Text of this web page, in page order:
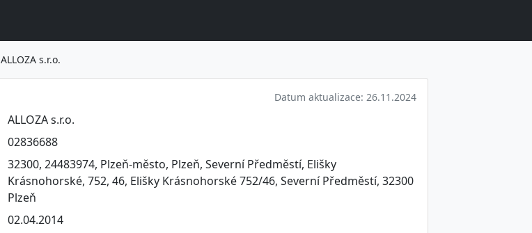
ALLOZA s.r.o.
Datum aktualizace: 26.11.2024
ALLOZA s.r.o.
02836688
32300, 24483974, Plzeň-město, Plzeň, Severní Předměstí, Elišky
Krásnohorské, 752, 46, Elišky Krásnohorské 752/46, Severní Předměstí, 32300
Plzeň
02.04.2014